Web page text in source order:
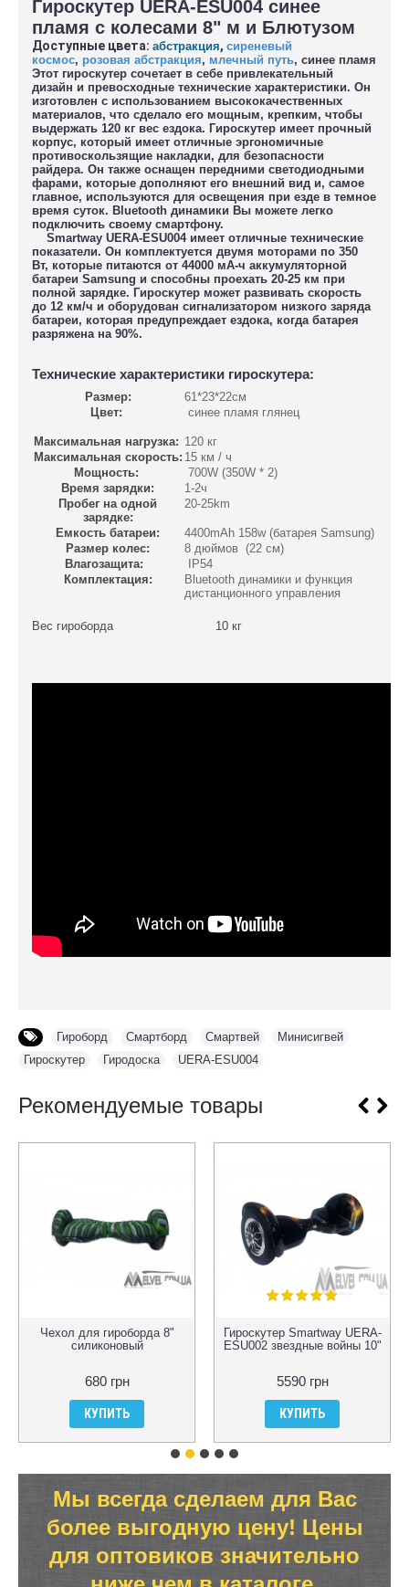
Гироскутер UERA-ESU004 синее
пламя с колесами 8" м и Блютузом
Доступные цвета: абстракция, сиреневый
космос, розовая абстракция, млечный путь, синее пламя
Этот гироскутер сочетает в себе привлекательный
дизайн и превосходные технические характеристики. Он
изготовлен с использованием высококачественных
материалов, что сделало его мощным, крепким, чтобы
выдержать 120 кг вес ездока. Гироскутер имеет прочный
корпус, который имеет отличные эргономичные
противоскользящие накладки, для безопасности
райдера. Он также оснащен передними светодиодными
фарами, которые дополняют его внешний вид и, самое
главное, используются для освещения при езде в темное
время суток. Bluetooth динамики Вы можете легко
подключить своему смартфону.
Smartway UERA-ESU004 имеет отличные технические
показатели. Он комплектуется двумя моторами по 350
Вт, которые питаются от 44000 мА-ч аккумуляторной
батареи Samsung и способны проехать 20-25 км при
полной зарядке. Гироскутер может развивать скорость
до 12 км/ч и оборудован сигнализатором низкого заряда
батареи, которая предупреждает ездока, когда батарея
разряжена на 90%.
Технические характеристики гироскутера:
Размер:
61*23*22см
Цвет:
синее пламя глянец
Максимальная нагрузка: 120 кг
Максимальная скорость: 15 км / ч
Мощность:
700W (350W * 2)
Время зарядки:
1-2ч
Пробег на одной
зарядке:
20-25km
Емкость батареи:
4400mAh 158w (батарея Samsung)
Размер колес:
8 дюймов (22 см)
Влагозащита:
IP54
Комплектация:
Bluetooth динамики и функция
дистанционного управления
Вес гироборда 10 кг
Гироборд Смартборд Смартвей Минисигвей
Гироскутер
Гиродоска UERA-ESU004
Рекомендуемые товары
Чехол для гироборда 8"
силиконовый
680 грн
КУПИТЬ
Гироскутер Smartway UERA-
ESU002 звездные войны 10"
5590 грн
КУПИТЬ
Мы всегда сделаем для Вас
более выгодную цену! Цены
для оптовиков значительно